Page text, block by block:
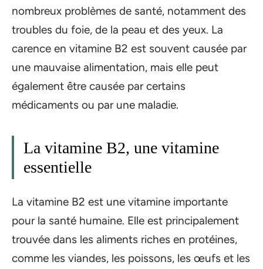
nombreux problèmes de santé, notamment des
troubles du foie, de la peau et des yeux. La
carence en vitamine B2 est souvent causée par
une mauvaise alimentation, mais elle peut
également être causée par certains
médicaments ou par une maladie.
La vitamine B2, une vitamine
essentielle
La vitamine B2 est une vitamine importante
pour la santé humaine. Elle est principalement
trouvée dans les aliments riches en protéines,
comme les viandes, les poissons, les œufs et les